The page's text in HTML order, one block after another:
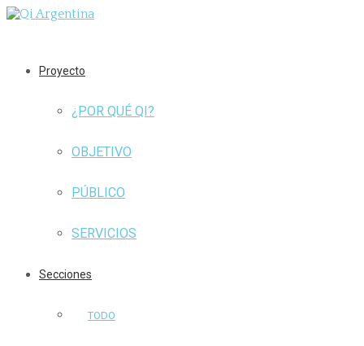
Proyecto
¿POR QUÉ QI?
OBJETIVO
PÚBLICO
SERVICIOS
Secciones
TODO